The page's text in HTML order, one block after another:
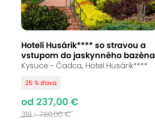
Hoteli Husárik**** so stravou a
vstupom do jaskynného bazéna
Kysuce - Čadca, Hotel Husárik****
25 % zľava
od 237,00 €
318 - 780,00 €